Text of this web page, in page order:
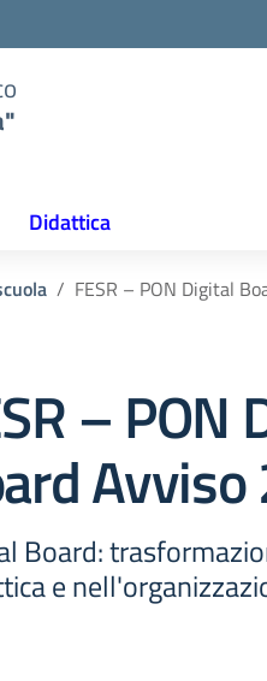
Didattica
FESR – PON Digital
– PON
Board:
e